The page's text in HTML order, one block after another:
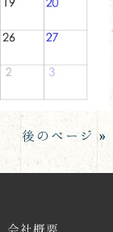
後のページ »